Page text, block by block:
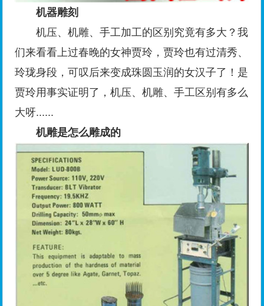
机器雕刻
机压、机雕、手工加工的区别究竟有多大？我
们来看看上过春晚的女神贾玲，贾玲也有过清秀、
玲珑身段，可叹后来变成珠圆玉润的女汉子了！是
贾玲用事实证明了，机压、机雕、手工区别有多么
大呀......
机雕是怎么雕成的